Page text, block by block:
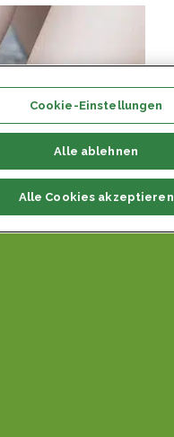
Cookie-Einstellungen
Alle ablehnen
Alle Cookies akzeptieren